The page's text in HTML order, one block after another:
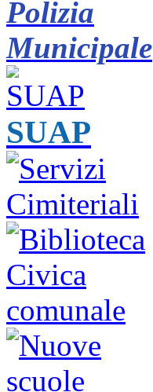
Polizia
Municipale
SUAP